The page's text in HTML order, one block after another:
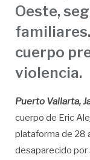
Oeste,
cuerpo
violencia.
Puerto Vallarta,
cuerpo de Eric
plataforma de 28
desaparecido por